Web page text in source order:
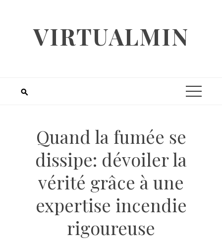
VIRTUALMIN
Quand la fumée se
dissipe: dévoiler la
vérité grâce à une
expertise incendie
rigoureuse